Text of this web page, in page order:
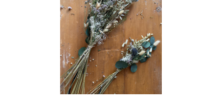
Precioso ramo de flores preservadas en tonos suaves y
delicados, perfectos para crear un ambiente cálido en
cualquier rincón de tu casa.